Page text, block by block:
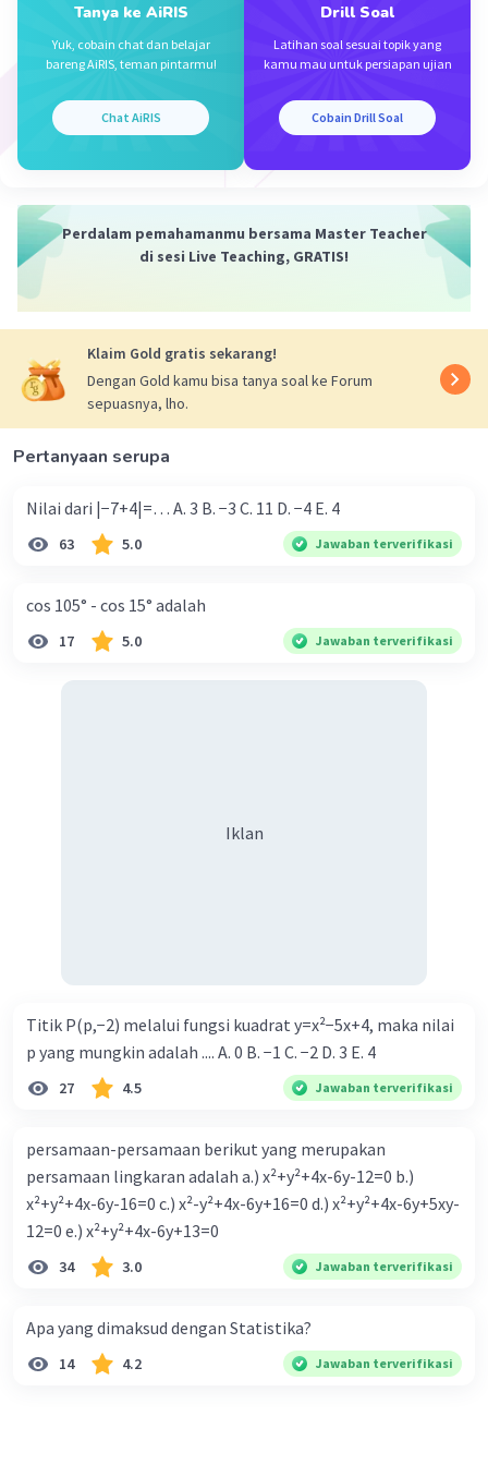
<=> -2 / 10
lim (5x + 4) / √(x² - x + 4)
x -> 4
<=> (5.4 + 4) / √(4² - 4 + 4)
<=> 6
x -> -2
<=> (2.(-2) + 7) / ((-2)² - 3.(-2) + 2)
<=> (-4 + 7) / (4 + 6 + 2)
<=> 3 / 12
<=> 1 / 4
jadi, limit fungsi aljabar tersebut dapat
diselesaikan menggunakan langkah pertama,
yakni cara substitusi.
semoga membantu :)
Balas
Iklan
Tanya ke AiRIS
Yuk, cobain chat dan belajar
bareng AiRIS, teman pintarmu!
Chat AiRIS
Drill Soal
Latihan soal sesuai topik yang
kamu mau untuk persiapan ujian
Cobain Drill Soal
Perdalam pemahamanmu bersama Master Teacher
di sesi Live Teaching, GRATIS!
Klaim Gold gratis sekarang!
Dengan Gold kamu bisa tanya soal ke Forum
sepuasnya, lho.
Pertanyaan serupa
Nilai dari |−7+4|=… A. 3 B. −3 C. 11 D. −4 E. 4
63 5.0 Jawaban terverifikasi
cos 105° - cos 15° adalah
17 5.0 Jawaban terverifikasi
Iklan
Titik P(p,−2) melalui fungsi kuadrat y=x²−5x+4, maka nilai
p yang mungkin adalah .... A. 0 B. −1 C. −2 D. 3 E. 4
27 4.5 Jawaban terverifikasi
persamaan-persamaan berikut yang merupakan
persamaan lingkaran adalah a.) x²+y²+4x-6y-12=0 b.)
x²+y²+4x-6y-16=0 c.) x²-y²+4x-6y+16=0 d.) x²+y²+4x-6y+5xy-
12=0 e.) x²+y²+4x-6y+13=0
34 3.0 Jawaban terverifikasi
Apa yang dimaksud dengan Statistika?
14 4.2 Jawaban terverifikasi